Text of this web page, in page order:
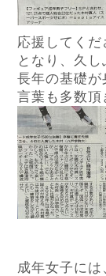
応援してく
となり、久し
長年の基礎が
言葉も多数頂
成年女子に